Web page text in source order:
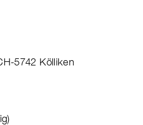
5742 Kölliken